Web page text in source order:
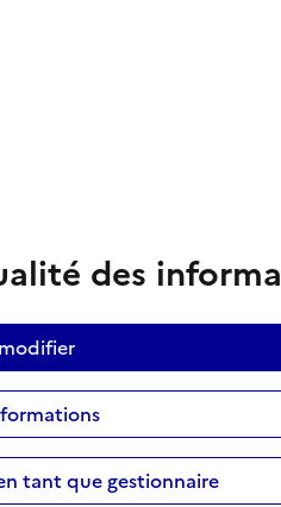
des
tant que gestionnaire